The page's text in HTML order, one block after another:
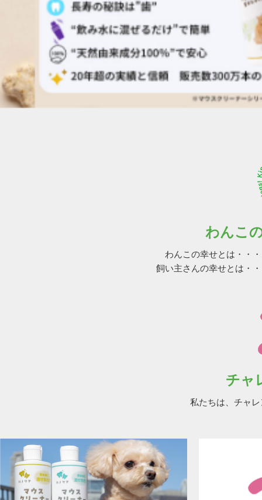
わんこ
わんこの幸せとは・・
飼い主さんの幸せとは・
チャ
私たちは、チャ